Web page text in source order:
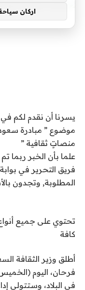
يسرنا أن نقدم لكم
موضوع ” مبادرة
منصاتٍ ثقافية ”
علما بأن الخبر ربما
فريق التحرير في
المطلوبة, وتجدون
تحتوي على جميع أنواع
كافة
أطلق وزير الثقافة
فرحان، اليوم
في البلاد، وستتولى
اركان